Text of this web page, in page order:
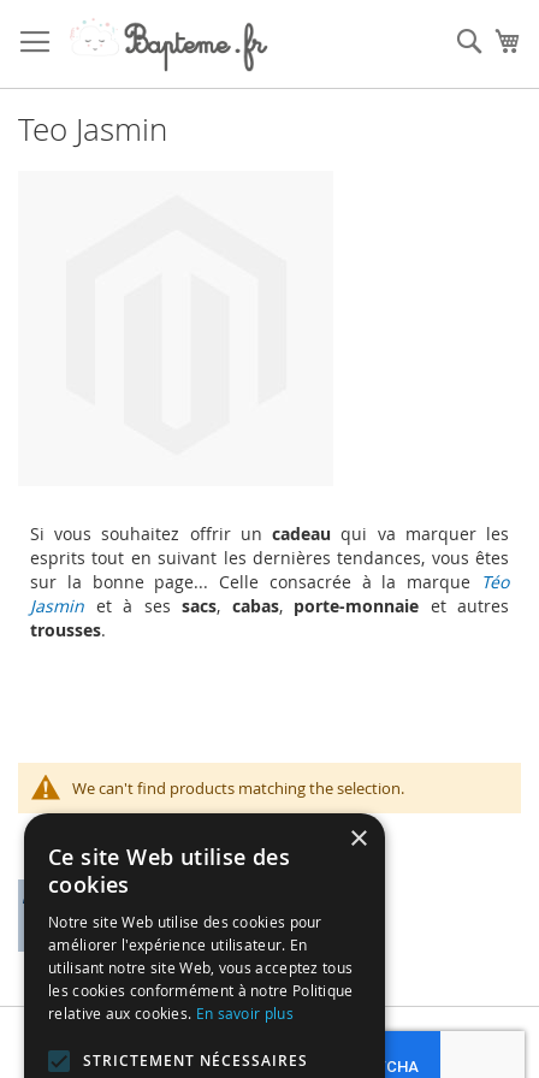
to
Content
Teo Jasmin
Si vous souhaitez offrir uncadeauqui va marquer les
esprits tout en suivant les dernières tendances, vous êtes
sur la bonne page... Celle consacrée à la marque Téo
Jasmin et à ses sacs, cabas, porte-monnaie et autres
trousses.
We can't find products matching the selection.
Subscribe
×
Ce site Web utilise des
cookies
Notre site Web utilise des cookies pour
améliorer l'expérience utilisateur. En
utilisant notre site Web, vous acceptez tous
les cookies conformément à notre Politique
relative aux cookies. En savoir plus
STRICTEMENT NÉCESSAIRES